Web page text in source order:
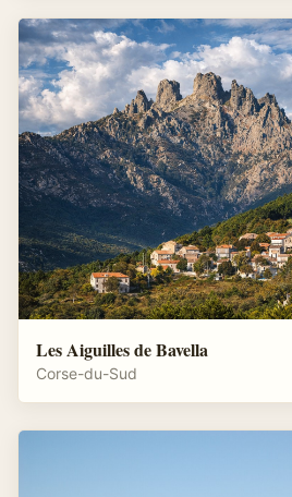
Les Aiguilles de Bavella
Corse-du-Sud